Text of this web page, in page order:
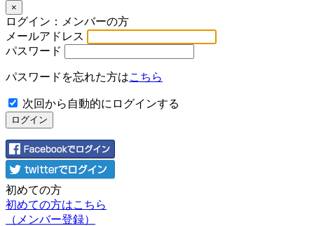
×
ログイン：メンバーの方
メールアドレス
パスワード
パスワードを忘れた方はこちら
次回から自動的にログインする
初めての方
初めての方はこちら
（メンバー登録）